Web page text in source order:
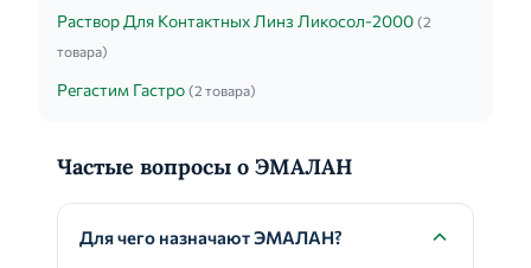
Раствор Для Контактных Линз Ликосол-2000 (2
товара)
Регастим Гастро (2 товара)
Частые вопросы о ЭМАЛАН
Для чего назначают ЭМАЛАН?